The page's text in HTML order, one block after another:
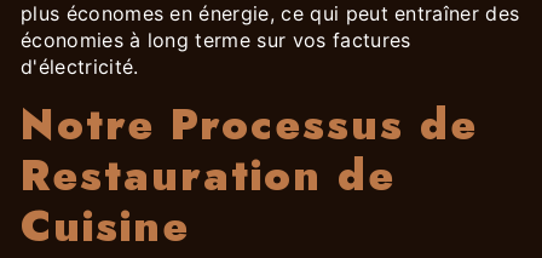
plus économes en énergie, ce qui peut entraîner des
économies à long terme sur vos factures
d'électricité.
Notre Processus de
Restauration de
Cuisine